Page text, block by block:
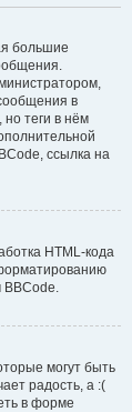
большие
в
теги в нём
ссылка на
HTML-кода
BBCode.
могут быть
радость, а :(
в форме